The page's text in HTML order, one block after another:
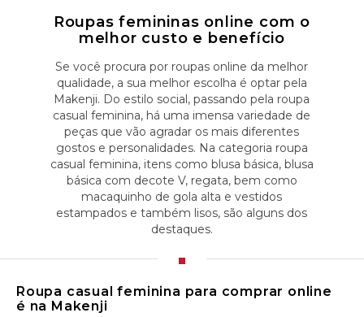
Roupas femininas online com o
melhor custo e benefício
Se você procura por roupas online da melhor
qualidade, a sua melhor escolha é optar pela
Makenji. Do estilo social, passando pela roupa
casual feminina, há uma imensa variedade de
peças que vão agradar os mais diferentes
gostos e personalidades. Na categoria roupa
casual feminina, itens como blusa básica, blusa
básica com decote V, regata, bem como
macaquinho de gola alta e vestidos
estampados e também lisos, são alguns dos
destaques.
Roupa casual feminina para comprar online
é na Makenji